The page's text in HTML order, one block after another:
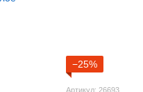
−25%
Артикул: 26693